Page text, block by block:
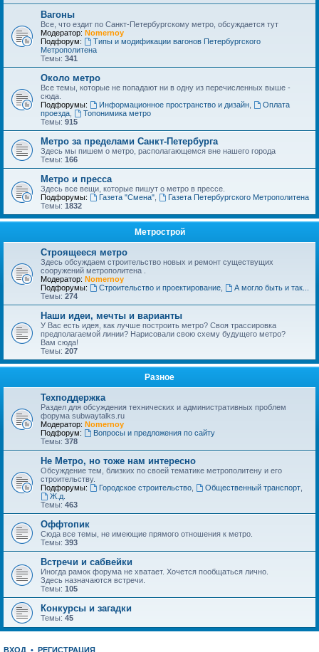
Вагоны
Все, что ездит по Санкт-Петербургскому метро, обсуждается тут
Модератор: Nomernoy
Подфорум:
Типы и модификации вагонов Петербургского
Метрополитена
Темы: 341
Около метро
Все темы, которые не попадают ни в одну из перечисленных выше -
сюда.
Подфорумы:
Информационное пространство и дизайн,
Оплата
проезда
Топонимика метро
Темы: 915
Метро за пределами Санкт-Петербурга
Здесь мы пишем о метро, располагающемся вне нашего города
Темы: 166
Метро и пресса
Здесь все вещи, которые пишут о метро в прессе.
Подфорумы:
Газета "Смена",
Газета Петербургского Метрополитена
Темы: 1832
Метрострой
Строящееся метро
Здесь обсуждаем строительство новых и ремонт существущих
сооружений метрополитена .
Модератор: Nomernoy
Подфорумы:
Строительство и проектирование,
А могло быть и так...
Темы: 274
Наши идеи, мечты и варианты
У Вас есть идея, как лучше построить метро? Своя трассировка
предполагаемой линии? Нарисовали свою схему будущего метро?
Вам сюда!
Темы: 207
Разное
Техподдержка
Раздел для обсуждения технических и административных проблем
форума subwaytalks.ru
Модератор: Nomernoy
Подфорум:
Вопросы и предложения по сайту
Темы: 378
Не Метро, но тоже нам интересно
Обсуждение тем, близких по своей тематике метрополитену и его
строительству.
Подфорумы:
Городское строительство, Общественный транспорт,
Ж.д.
Темы: 463
Оффтопик
Сюда все темы, не имеющие прямого отношения к метро.
Темы: 393
Встречи и сабвейки
Иногда рамок форума не хватает. Хочется пообщаться лично.
Здесь назначаются встречи.
Темы: 105
Конкурсы и загадки
Темы: 45
ВХОД • РЕГИСТРАЦИЯ